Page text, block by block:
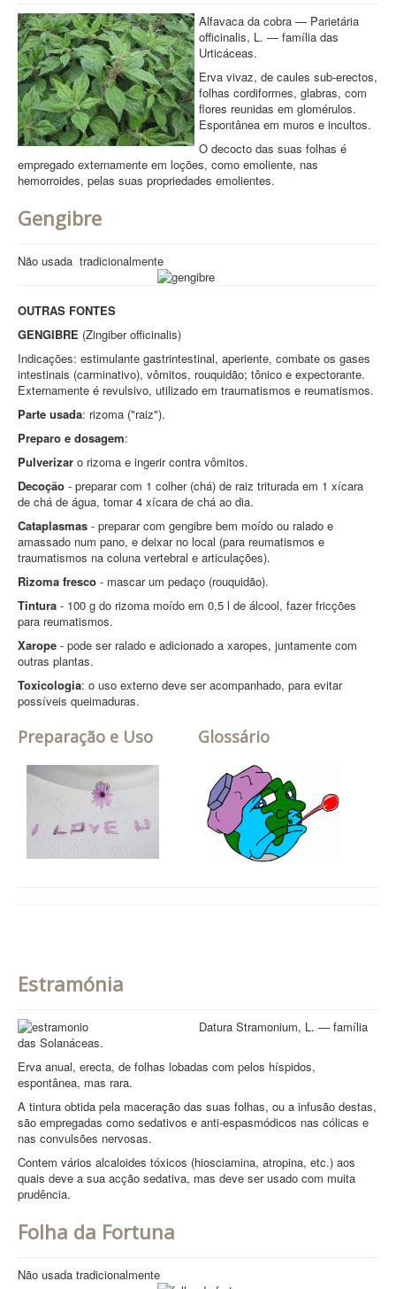
Alfavaca da cobra — Parietária
officinalis, L. — família das
Urticáceas.
Erva vivaz, de caules sub-erectos,
folhas cordiformes, glabras, com
flores reunidas em glomérulos.
Espontânea em muros e incultos.
O decocto das suas folhas é
empregado externamente em loções, como emoliente, nas
hemorroides, pelas suas propriedades emolientes.
Gengibre
Não usada tradicionalmente
OUTRAS FONTES
GENGIBRE (Zingiber officinalis)
Indicações: estimulante gastrintestinal, aperiente, combate os gases
intestinais (carminativo), vômitos, rouquidão; tônico e expectorante.
Externamente é revulsivo, utilizado em traumatismos e reumatismos.
Parte usada: rizoma ("raiz").
Preparo e dosagem:
Pulverizar o rizoma e ingerir contra vômitos.
Decoção - preparar com 1 colher (chá) de raiz triturada em 1 xícara
de chá de água, tomar 4 xícara de chá ao dia.
Cataplasmas - preparar com gengibre bem moído ou ralado e
amassado num pano, e deixar no local (para reumatismos e
traumatismos na coluna vertebral e articulações).
Rizoma fresco - mascar um pedaço (rouquidão).
Tintura - 100 g do rizoma moído em 0,5 l de álcool, fazer fricções
para reumatismos.
Xarope - pode ser ralado e adicionado a xaropes, juntamente com
outras plantas.
Toxicologia: o uso externo deve ser acompanhado, para evitar
possíveis queimaduras.
Preparação e Uso Glossário
Estramónia
Datura Stramonium, L. — família
das Solanáceas.
Erva anual, erecta, de folhas lobadas com pelos híspidos,
espontânea, mas rara.
A tintura obtida pela maceração das suas folhas, ou a infusão destas,
são empregadas como sedativos e anti-espasmódicos nas cólicas e
nas convulsões nervosas.
Contem vários alcaloides tóxicos (hiosciamina, atropina, etc.) aos
quais deve a sua acção sedativa, mas deve ser usado com muita
prudência.
Folha da Fortuna
Não usada tradicionalmente